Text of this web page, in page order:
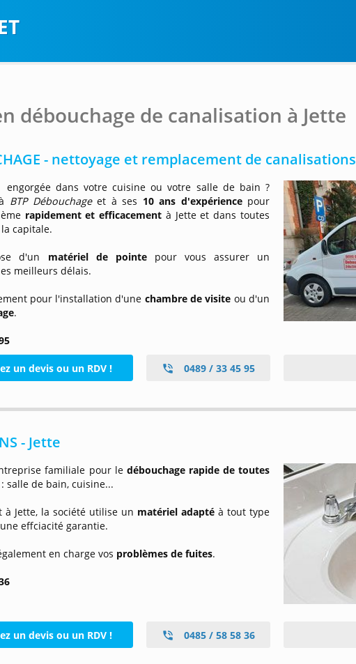
débouchage de canalisation à Jette
- nettoyage et remplacement de canalisations
engorgée dans votre cuisine ou votre salle de bain ?
BTP Débouchageet à ses 10 ans d'expérience pour
rapidement et efficacement à Jette et dans toutes
capitale.
d'un matériel de pointepour vous assurer un
meilleurs délais.
pour l'installation d'une chambre de visite ou d'un
.
un devis ou un RDV ! 0489 / 33 45 95
- Jette
familiale pour le débouchage rapide de toutes
: salle de bain, cuisine...
à Jette, la société utilise un matériel adapté à tout type
effciacité garantie.
en charge vos problèmes de fuites.
un devis ou un RDV ! 0485 / 58 58 36